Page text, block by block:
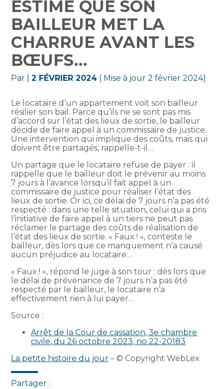
ESTIME QUE SON
BAILLEUR MET LA
CHARRUE AVANT LES
BŒUFS…
Par |2 FÉVRIER 2024 ( Mise à jour 2 février 2024)
Le locataire d’un appartement voit son bailleur
résilier son bail. Parce qu’ils ne se sont pas mis
d’accord sur l’état des lieux de sortie, le bailleur
décide de faire appel à un commissaire de justice.
Une intervention qui implique des coûts, mais qui
doivent être partagés, rappelle-t-il…
Un partage que le locataire refuse de payer : il
rappelle que le bailleur doit le prévenir au moins
7 jours à l’avance lorsqu’il fait appel à un
commissaire de justice pour réaliser l’état des
lieux de sortie. Or ici, ce délai de 7 jours n’a pas été
respecté : dans une telle situation, celui qui a pris
l’initiative de faire appel à un tiers ne peut pas
réclamer le partage des coûts de réalisation de
l’état des lieux de sortie. « Faux ! », conteste le
bailleur, dès lors que ce manquement n’a causé
aucun préjudice au locataire…
« Faux ! », répond le juge à son tour : dès lors que
le délai de prévenance de 7 jours n’a pas été
respecté par le bailleur, le locataire n’a
effectivement rien à lui payer…
Source :
Arrêt de la Cour de cassation, 3e chambre
civile, du 26 octobre 2023, no 22-20183
La petite histoire du jour – © Copyright WebLex
Partager :